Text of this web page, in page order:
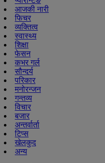
आजकी नारी
फिचर
व्यक्तित्व
स्वास्थ्य
शिक्षा
फेसन
कभर गर्ल
सौन्दर्य
परिकार
मनोरन्जन
गन्तव्य
विचार
बजार
अन्तर्वार्ता
टिप्स
खेलकुद
अन्य